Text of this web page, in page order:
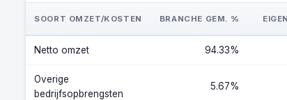
SOORT OMZET/KOSTEN BRANCHE GEM. %
Netto omzet 94.33%
Overige
bedrijfsopbrengsten
5.67%